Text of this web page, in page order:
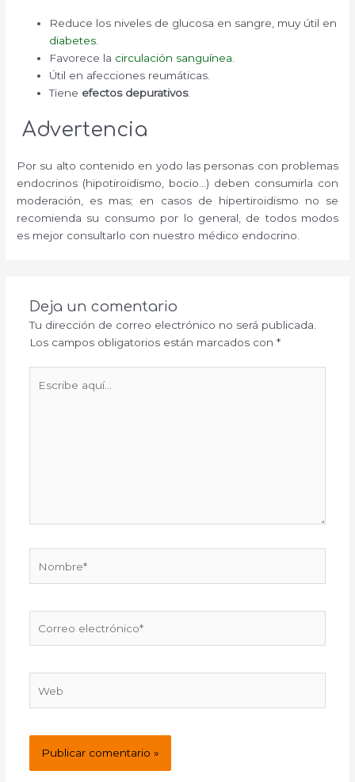
Reduce los niveles de glucosa en sangre, muy útil en
diabetes
Favorece la circulación sanguínea
Útil en afecciones reumáticas.
Tiene efectos depurativos.
Advertencia
Por su alto contenido en yodo las personas con problemas
endocrinos (hipotiroidismo, bocio…) deben consumirla con
moderación, es mas; en casos de hipertiroidismo no se
recomienda su consumo por lo general, de todos modos
es mejor consultarlo con nuestro médico endocrino.
Deja un comentario
Tu dirección de correo electrónico no será publicada.
Los campos obligatorios están marcados con *
aquí...
electrónico*